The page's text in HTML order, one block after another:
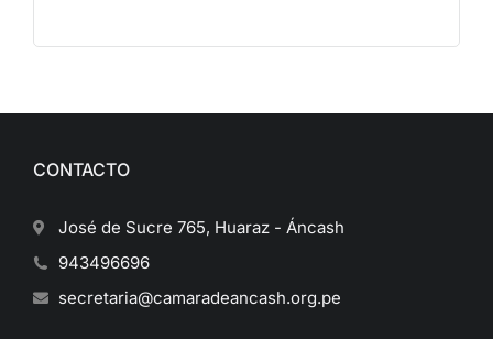
CONTACTO
José de Sucre 765, Huaraz - Áncash
943496696
secretaria@camaradeancash.org.pe